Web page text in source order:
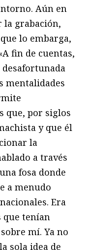
Aún en
la grabación,
lo embarga,
fin de cuentas,
desafortunada
mentalidades
que, por siglos
y que él
la
a través
fosa donde
a menudo
Era
que tenían
mí. Ya no
sola idea de